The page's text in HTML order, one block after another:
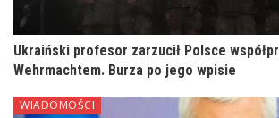
Ukraiński profesor zarzucił Polsce
Wehrmachtem. Burza po jego wpisie
WIADOMOŚCI